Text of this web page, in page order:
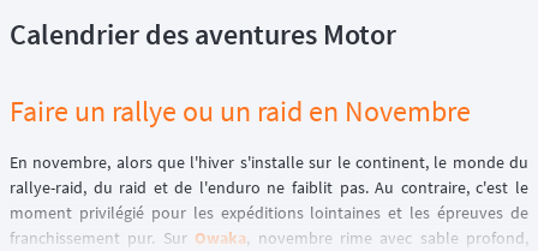
Calendrier des aventures Motor
Faire un rallye ou un raid en Novembre
En novembre, alors que l'hiver s'installe sur le continent, le monde du
rallye-raid, du raid et de l'enduro ne faiblit pas. Au contraire, c'est le
moment privilégié pour les expéditions lointaines et les épreuves de
franchissement pur. Sur Owaka, novembre rime avec sable profond,